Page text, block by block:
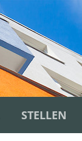
STELLEN